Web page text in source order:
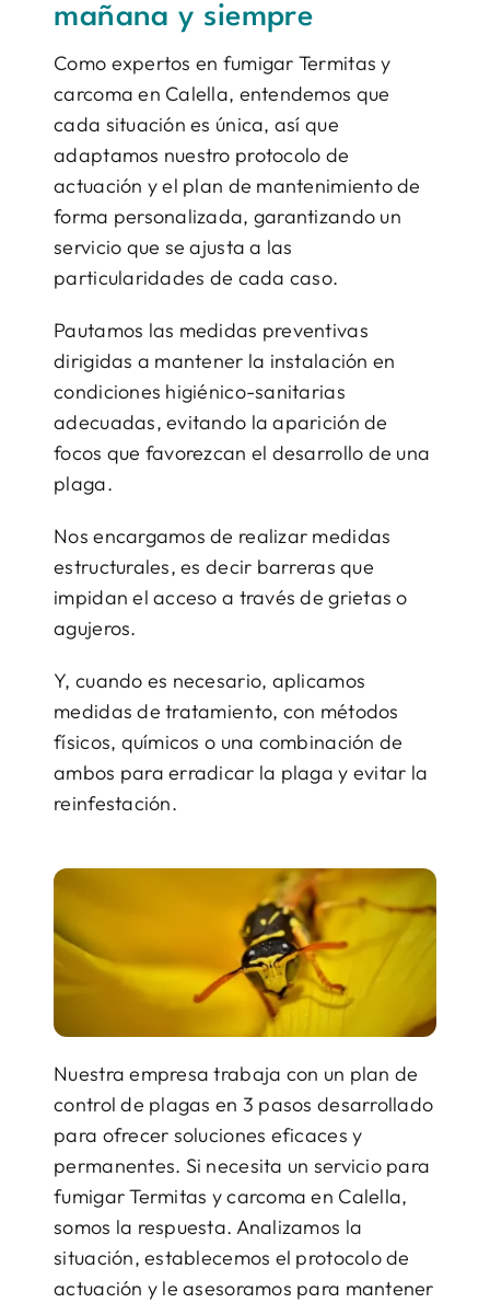
mañana y siempre
Como expertos en fumigar Termitas y
carcoma en Calella, entendemos que
cada situación es única, así que
adaptamos nuestro protocolo de
actuación y el plan de mantenimiento de
forma personalizada, garantizando un
servicio que se ajusta a las
particularidades de cada caso.
Pautamos las medidas preventivas
dirigidas a mantener la instalación en
condiciones higiénico-sanitarias
adecuadas, evitando la aparición de
focos que favorezcan el desarrollo de una
plaga.
Nos encargamos de realizar medidas
estructurales, es decir barreras que
impidan el acceso a través de grietas o
agujeros.
Y, cuando es necesario, aplicamos
medidas de tratamiento, con métodos
físicos, químicos o una combinación de
ambos para erradicar la plaga y evitar la
reinfestación.
Nuestra empresa trabaja con un plan de
control de plagas en 3 pasos desarrollado
para ofrecer soluciones eficaces y
permanentes. Si necesita un servicio para
fumigar Termitas y carcoma en Calella,
somos la respuesta. Analizamos la
situación, establecemos el protocolo de
actuación y le asesoramos para mantener